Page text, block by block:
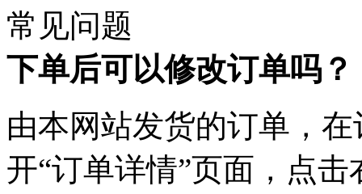
常见问题
下单后可以修改订单吗？
由本网站发货的订单，
开“订单详情”页面，点